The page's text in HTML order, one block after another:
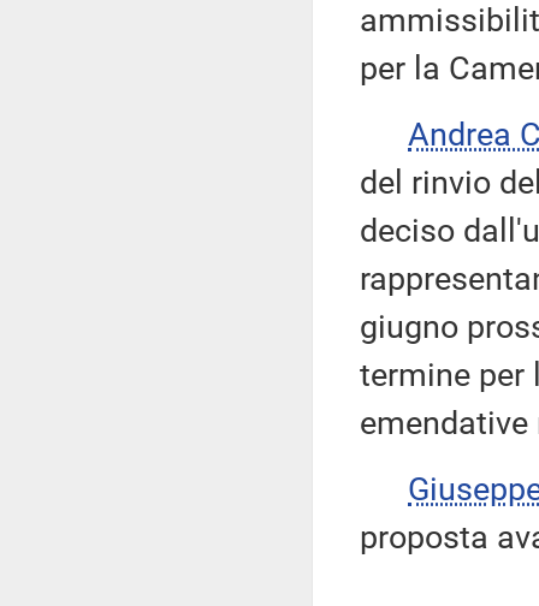
per la
Andrea
del rinvio
deciso
giugno
termine per
proposta